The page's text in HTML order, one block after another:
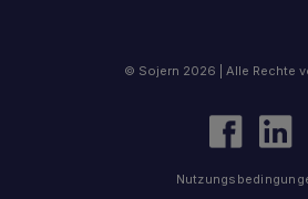
© Sojern 2026 | Alle Rechte